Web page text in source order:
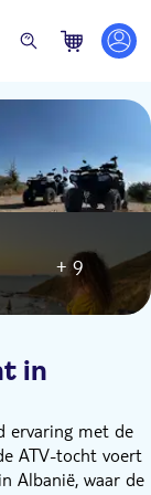
in
+ 9
ervaring met de
ATV-tocht voert
Albanië, waar de